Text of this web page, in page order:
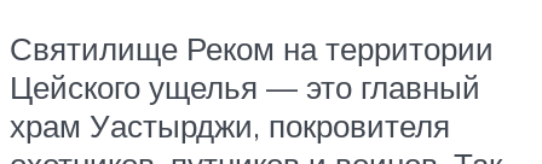
Святилище Реком на территории
Цейского ущелья — это главный
храм Уастырджи, покровителя